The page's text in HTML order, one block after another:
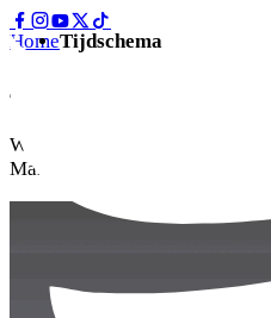
HomeTijdschema
Tijdschema 2026
Weet precies waar en hoe laat
Mama’s Pride weekend.